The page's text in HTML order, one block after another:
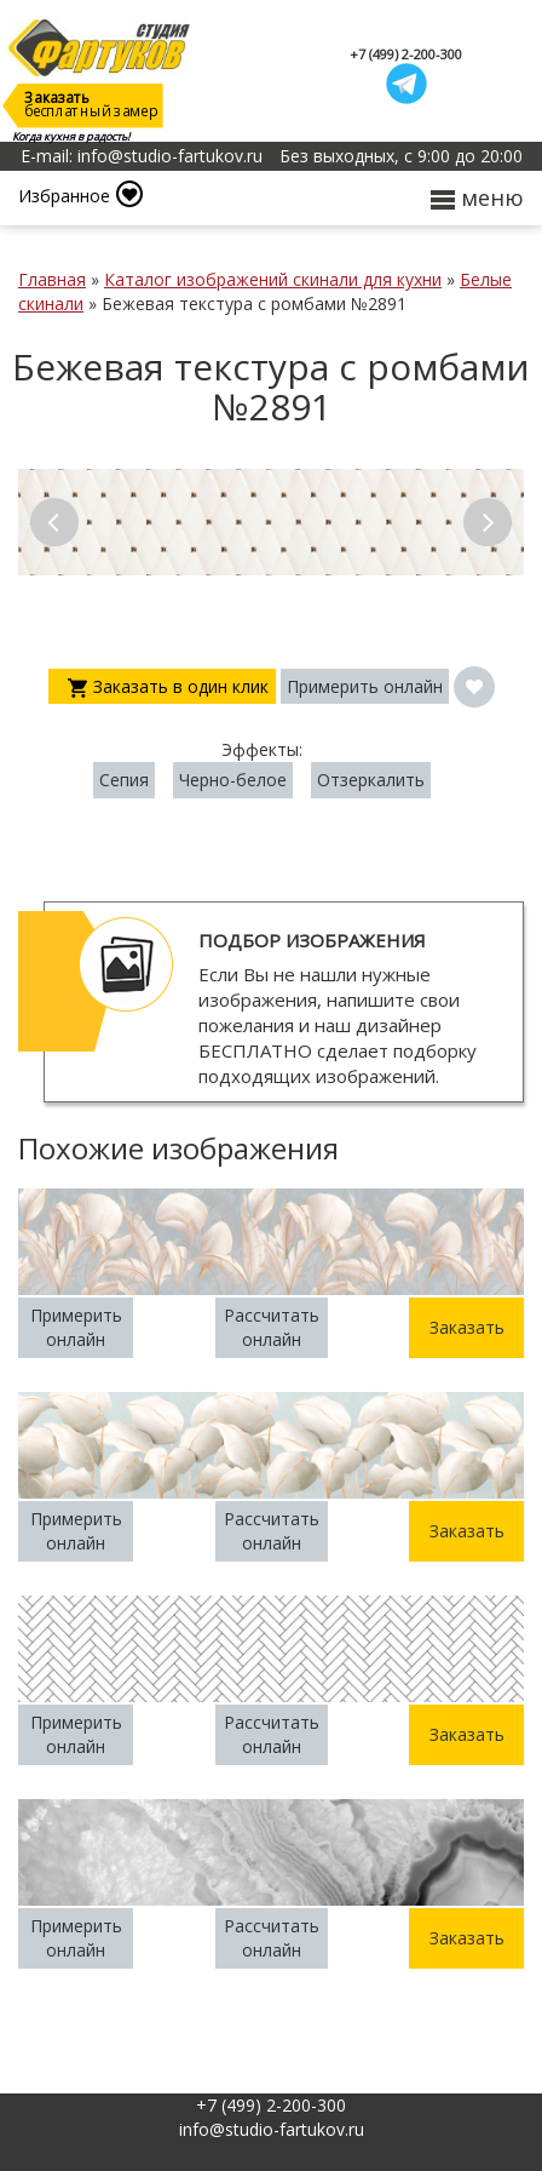
Когда кухня в радость!
Заказать
бесплатный замер
+7 (499) 2-200-300
E-mail: info@studio-fartukov.ru
Без выходных, с 9:00 до 20:00
Избранное
меню
Главная » Каталог изображений скинали для кухни » Белые
скинали » Бежевая текстура с ромбами №2891
Бежевая текстура с ромбами
№2891
Заказать в один клик Примерить онлайн
Эффекты:
Сепия
Черно-белое Отзеркалить
ПОДБОР ИЗОБРАЖЕНИЯ
Если Вы не нашли нужные
изображения, напишите свои
пожелания и наш дизайнер
БЕСПЛАТНО сделает подборку
подходящих изображений.
Похожие изображения
Примерить
онлайн
Рассчитать
онлайн
Заказать
Примерить
онлайн
Рассчитать
онлайн
Заказать
Примерить
онлайн
Рассчитать
онлайн
Заказать
Примерить
онлайн
Рассчитать
онлайн
Заказать
+7 (499) 2-200-300
info@studio-fartukov.ru